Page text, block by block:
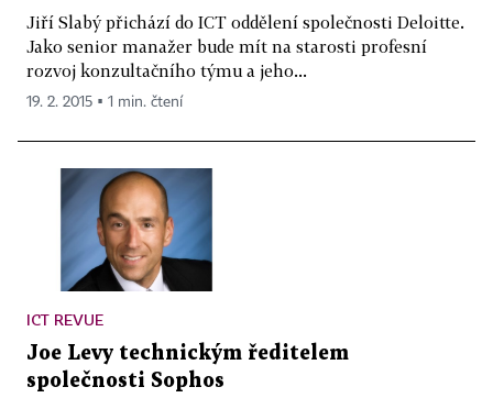
Jiří Slabý přichází do ICT oddělení společnosti Deloitte.
Jako senior manažer bude mít na starosti profesní
rozvoj konzultačního týmu a jeho...
19. 2. 2015 ▪ 1 min. čtení
ICT REVUE
Joe Levy technickým ředitelem
společnosti Sophos